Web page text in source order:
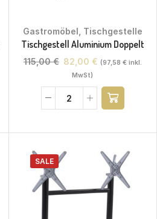
Gastromöbel Tischgestelle
Tischgestell Aluminium Doppelt
115,00€ 82,00 € (97,58 €inkl.
MwSt)
SALE